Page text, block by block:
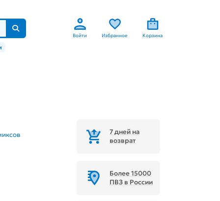
Войти Избранное Корзина
7 дней на
возврат
Более 15000
ПВЗ в России